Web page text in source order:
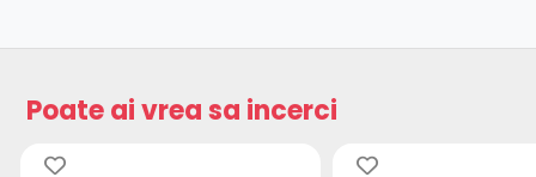
Poate ai vrea sa incerci